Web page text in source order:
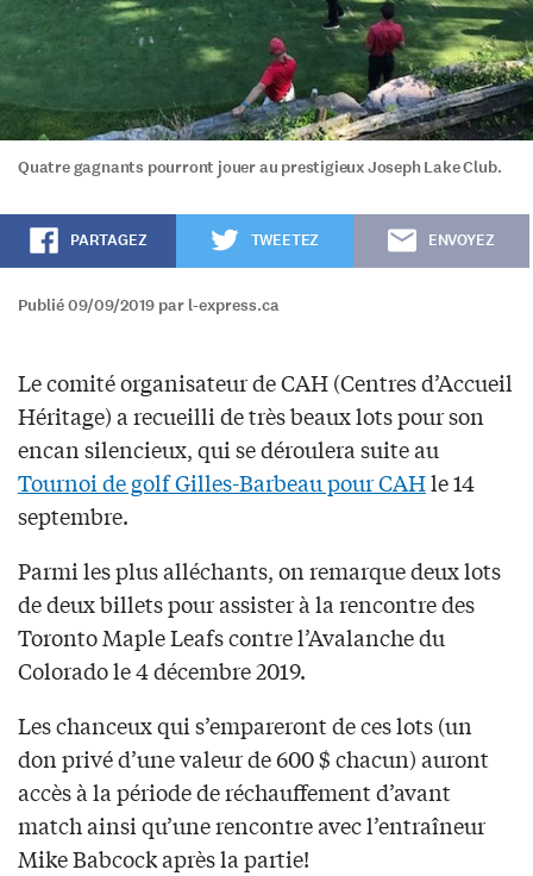
Quatre gagnants pourront jouer au prestigieux Joseph Lake Club.
PARTAGEZ TWEETEZ ENVOYEZ
Publié 09/09/2019 par l-express.ca
Le comité organisateur de CAH (Centres d’Accueil
Héritage) a recueilli de très beaux lots pour son
encan silencieux, qui se déroulera suite au
Tournoi de golfGilles-Barbeaupour CAHle 14
septembre.
Parmi les plus alléchants, on remarque deux lots
de deux billets pour assister à la rencontre des
Toronto Maple Leafs contre l’Avalanche du
Colorado le 4 décembre 2019.
Les chanceux qui s’empareront de ces lots (un
don privé d’une valeur de 600 $ chacun) auront
accès à la période de réchauffement d’avant
match ainsi qu’une rencontre avec l’entraîneur
Mike Babcock après la partie!